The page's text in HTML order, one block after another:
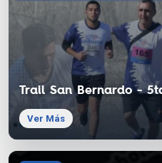
Trail San Bernardo -
Ver Más